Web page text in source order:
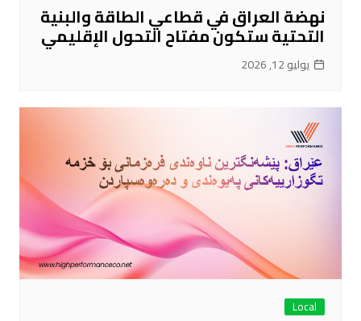
نهضة العراق في قطاعي الطاقة والبنية
التحتية ستكون مفتاح التحول الإقليمي
يوليو 12, 2026
Local